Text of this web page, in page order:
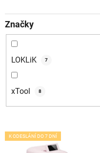
t
ů
Značky
LOKLiK 7
xTool 8
V
ý
K ODESLÁNÍ DO 7 DNÍ